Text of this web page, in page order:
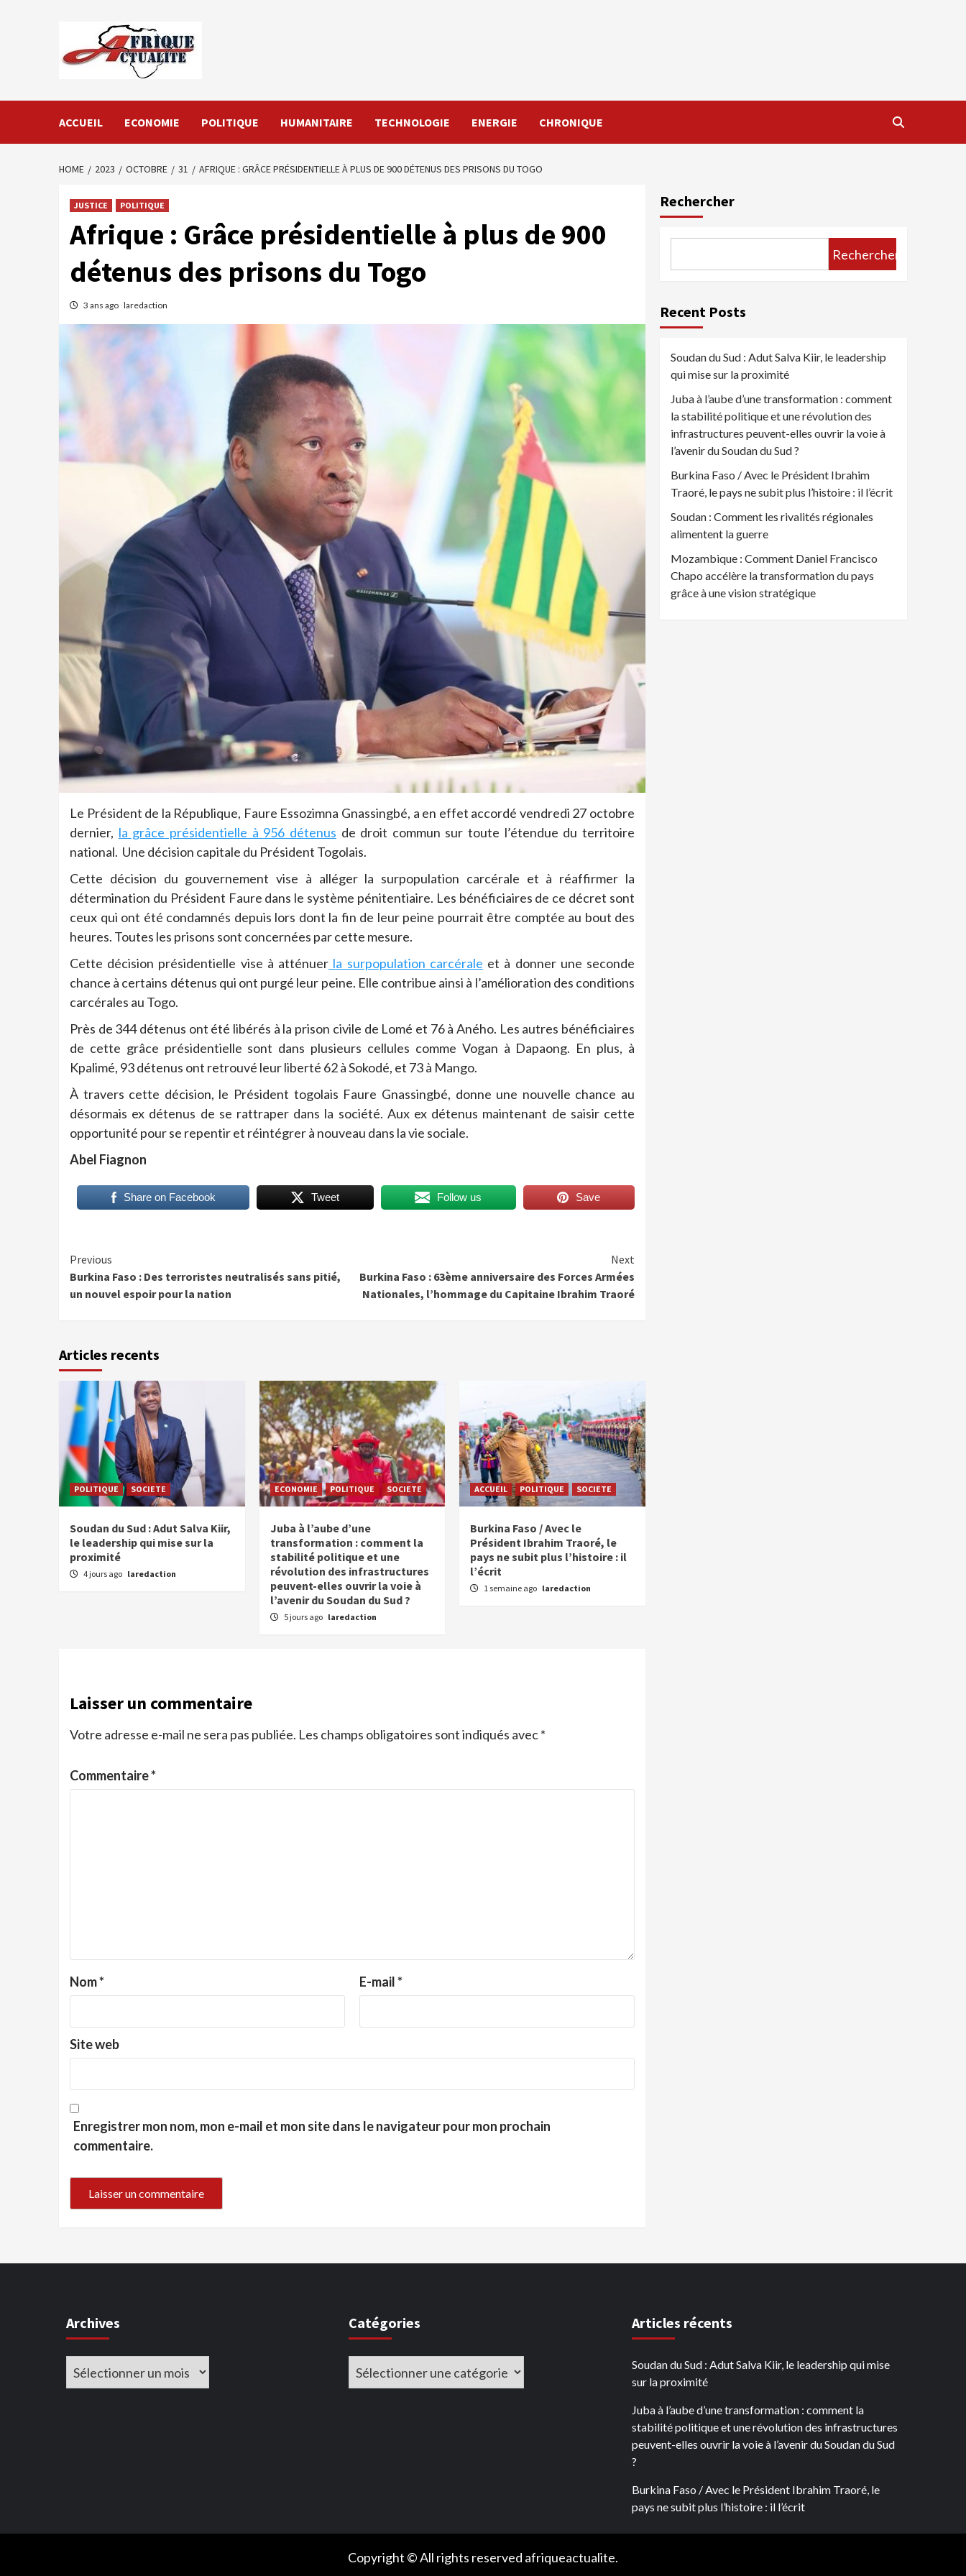
ACCUEIL ECONOMIE POLITIQUE HUMANITAIRE TECHNOLOGIE ENERGIE CHRONIQUE
HOME 2023 OCTOBRE 31 AFRIQUE : GRÂCE PRÉSIDENTIELLE À PLUS DE 900 DÉTENUS DES PRISONS DU TOGO
JUSTICE POLITIQUE
Afrique : Grâce présidentielle à plus de 900
détenus des prisons du Togo
3 ans ago laredaction
Le Président de la République, Faure Essozimna Gnassingbé, a en effet accordé vendredi 27 octobre
dernier, la grâce présidentielle à 956 détenus de droit commun sur toute l’étendue du territoire
national. Une décision capitale du Président Togolais.
Cette décision du gouvernement vise à alléger la surpopulation carcérale et à réaffirmer la
détermination du Président Faure dans le système pénitentiaire. Les bénéficiaires de ce décret sont
ceux qui ont été condamnés depuis lors dont la fin de leur peine pourrait être comptée au bout des
heures. Toutes les prisons sont concernées par cette mesure.
Cette décision présidentielle vise à atténuer la surpopulation carcérale et à donner une seconde
chance à certains détenus qui ont purgé leur peine. Elle contribue ainsi à l’amélioration des conditions
carcérales au Togo.
Près de 344 détenus ont été libérés à la prison civile de Lomé et 76 à Aného. Les autres bénéficiaires
de cette grâce présidentielle sont dans plusieurs cellules comme Vogan à Dapaong. En plus, à
Kpalimé, 93 détenus ont retrouvé leur liberté 62 à Sokodé, et 73 à Mango.
À travers cette décision, le Président togolais Faure Gnassingbé, donne une nouvelle chance au
désormais ex détenus de se rattraper dans la société. Aux ex détenus maintenant de saisir cette
opportunité pour se repentir et réintégrer à nouveau dans la vie sociale.
Abel Fiagnon
Share on Facebook Tweet Follow us Save
Continue
Reading
Previous
Burkina Faso : Des terroristes neutralisés sans pitié,
un nouvel espoir pour la nation
Next
Burkina Faso : 63ème anniversaire des Forces Armées
Nationales, l’hommage du Capitaine Ibrahim Traoré
Articles recents
POLITIQUE SOCIETE
Soudan du Sud : Adut Salva Kiir,
le leadership qui mise sur la
proximité
4 jours ago laredaction
ECONOMIE POLITIQUE SOCIETE
Juba à l’aube d’une
transformation : comment la
stabilité politique et une
révolution des infrastructures
peuvent-elles ouvrir la voie à
l’avenir du Soudan du Sud ?
5 jours ago laredaction
ACCUEIL POLITIQUE SOCIETE
Burkina Faso / Avec le
Président Ibrahim Traoré, le
pays ne subit plus l’histoire : il
l’écrit
1 semaine ago laredaction
Laisser un commentaire
Votre adresse e-mail ne sera pas publiée. Les champs obligatoires sont indiqués avec*
Commentaire*
Nom* E-mail*
Site web
Enregistrer mon nom, mon e-mail et mon site dans le navigateur pour mon prochain
commentaire.
Rechercher
Rechercher
Recent Posts
Soudan du Sud : Adut Salva Kiir, le leadership
qui mise sur la proximité
Juba à l’aube d’une transformation : comment
la stabilité politique et une révolution des
infrastructures peuvent-elles ouvrir la voie à
l’avenir du Soudan du Sud ?
Burkina Faso / Avec le Président Ibrahim
Traoré, le pays ne subit plus l’histoire : il l’écrit
Soudan : Comment les rivalités régionales
alimentent la guerre
Mozambique : Comment Daniel Francisco
Chapo accélère la transformation du pays
grâce à une vision stratégique
Archives
Archives
Catégories
Catégories
Articles récents
Soudan du Sud : Adut Salva Kiir, le leadership qui mise
sur la proximité
Juba à l’aube d’une transformation : comment la
stabilité politique et une révolution des infrastructures
peuvent-elles ouvrir la voie à l’avenir du Soudan du Sud
?
Burkina Faso / Avec le Président Ibrahim Traoré, le
pays ne subit plus l’histoire : il l’écrit
Copyright © All rights reserved afriqueactualite.